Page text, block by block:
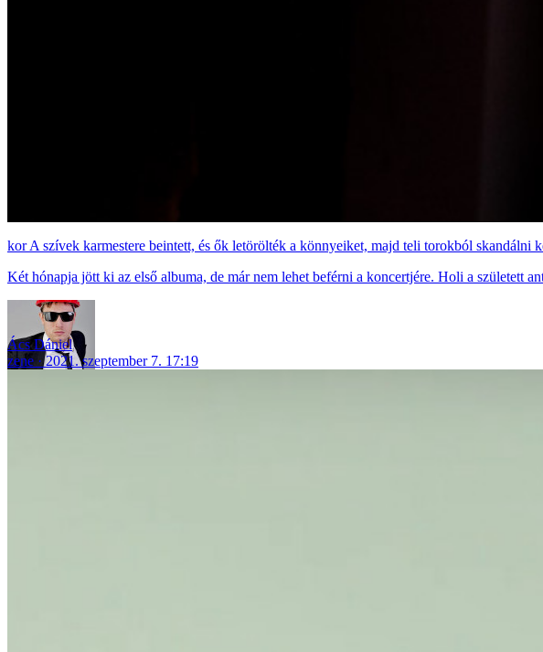
A szívek karmestere beintett, és ők letörölték a könnyeiket, majd teli torokból skandálni
Két hónapja jött ki az első albuma, de már nem lehet beférni a koncertjére. Holi a született
Ács Dániel
zene
2021. szeptember 7. 17:19